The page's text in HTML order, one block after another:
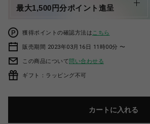
最大1,500円分ポイント進呈
獲得ポイントの確認方法は こちら
販売期間 2023年03月16日 11時00分 〜
この商品について問い合わせる
ギフト：ラッピング不可
カートに入れる